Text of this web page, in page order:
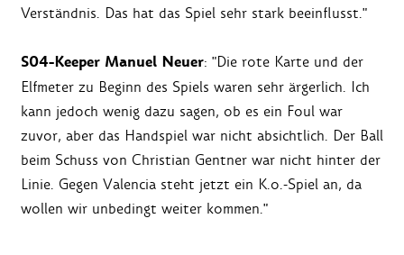
Verständnis. Das hat das Spiel sehr stark beeinflusst."
S04-Keeper Manuel Neuer: "Die rote Karte und der
Elfmeter zu Beginn des Spiels waren sehr ärgerlich. Ich
kann jedoch wenig dazu sagen, ob es ein Foul war
zuvor, aber das Handspiel war nicht absichtlich. Der Ball
beim Schuss von Christian Gentner war nicht hinter der
Linie. Gegen Valencia steht jetzt ein K.o.-Spiel an, da
wollen wir unbedingt weiter kommen."